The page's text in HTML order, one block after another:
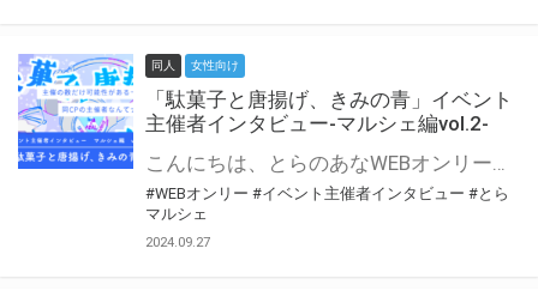
同人 女性向け
「駄菓子と唐揚げ、きみの青」イベント
主催者インタビュー-マルシェ編vol.2-
こんにちは、とらのあなWEBオンリー運営スタッフです。 新たにお届けする、イベント主催者インタビュー-マルシェ編-は、 とらのあなWEBオンリー「マルシェ」をご利用の主催様に 「マルシェ」を使ってイベントを開催した感想や心がけをお聞きする企画です。 今回は、WEBオンリー初開催「駄菓子と唐揚げ、きみの青」より、 主催のぎこ六屋様にお話を伺いました。 協力：ぎこ六屋様／イベント公式Twitter（@krkgwks） とらのあなWEBオンリー「マルシェ」とは？ WEBオンリーでリアルタイムでコミュニケーションがとれるオンライン会場です。
#WEBオンリー #イベント主催者インタビュー #とら
マルシェ
2024.09.27